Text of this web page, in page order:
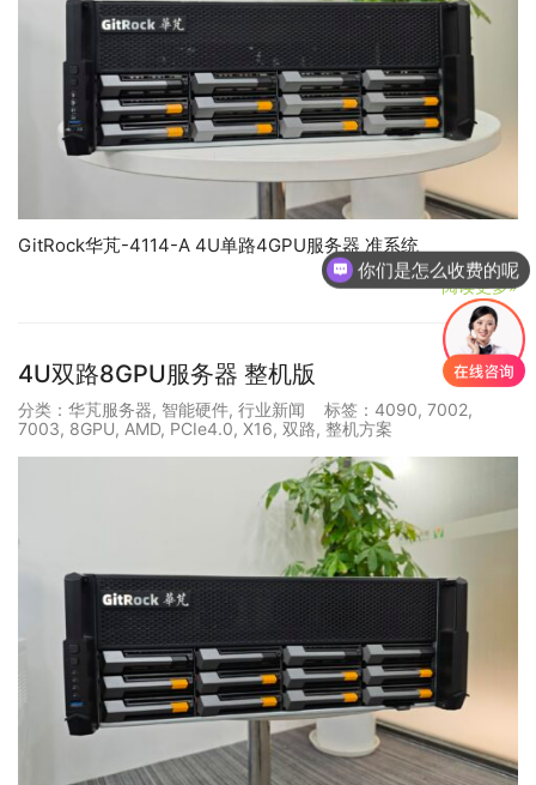
GitRock华芃-4114-A 4U单路4GPU服务器 准系统
阅读更多»
4U双路8GPU服务器 整机版
分类： 华芃服务器, 智能硬件, 行业新闻 标签： 4090, 7002,
7003, 8GPU, AMD, PCIe4.0, X16, 双路, 整机方案
你们是怎么收费的呢